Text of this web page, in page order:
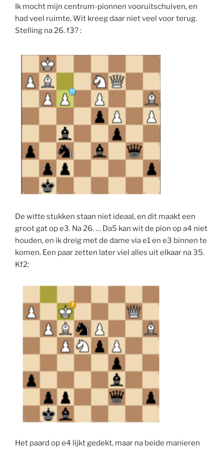
Ik mocht mijn centrum-pionnen vooruitschuiven, en
had veel ruimte. Wit kreeg daar niet veel voor terug.
Stelling na 26. f3? :
De witte stukken staan niet ideaal, en dit maakt een
groot gat op e3. Na 26. … Da5 kan wit de pion op a4 niet
houden, en ik dreig met de dame via e1 en e3 binnen te
komen. Een paar zetten later viel alles uit elkaar na 35.
Kf2:
Het paard op e4 lijkt gedekt, maar na beide manieren